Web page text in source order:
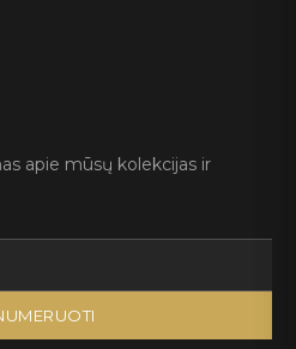
apie mūsų kolekcijas ir